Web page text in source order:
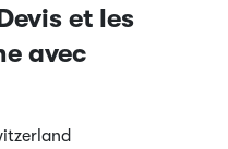
et les
avec